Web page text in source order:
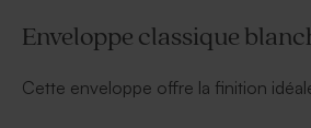
Enveloppe classique
Cette enveloppe offre la finition